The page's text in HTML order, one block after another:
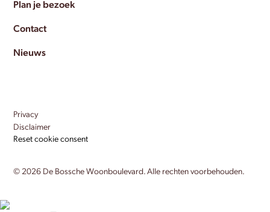
Plan je bezoek
Contact
Nieuws
© 2026 De Bossche Woonboulevard. Alle rechten voorbehouden.
Privacy
Disclaimer
Reset cookie consent